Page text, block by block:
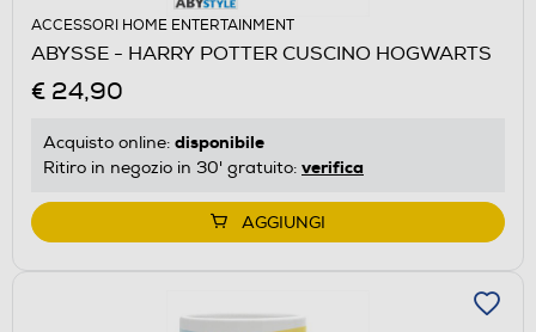
ACCESSORI HOME ENTERTAINMENT
ABYSSE - HARRY POTTER CUSCINO HOGWARTS
€ 24,90
Acquisto online: disponibile
Ritiro in negozio in 30' gratuito: verifica
AGGIUNGI